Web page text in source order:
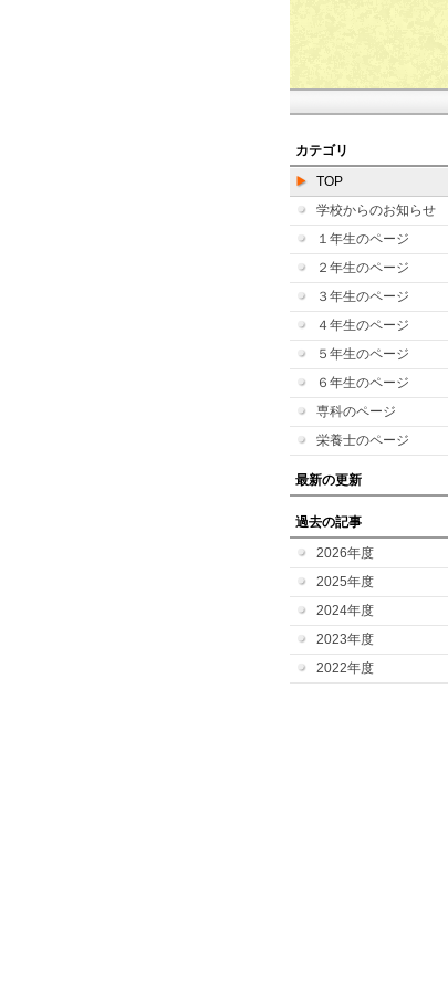
カテゴリ
TOP
学校からのお知らせ
１年生のページ
２年生のページ
３年生のページ
４年生のページ
５年生のページ
６年生のページ
専科のページ
栄養士のページ
最新の更新
過去の記事
2026年度
2025年度
2024年度
2023年度
2022年度